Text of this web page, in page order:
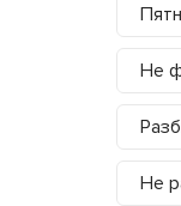
Не
Не